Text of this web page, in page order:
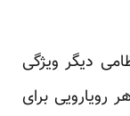
دیگر ویژگی
رویارویی برای